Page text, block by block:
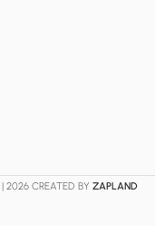
| 2026 CREATED BY ZAPLAND